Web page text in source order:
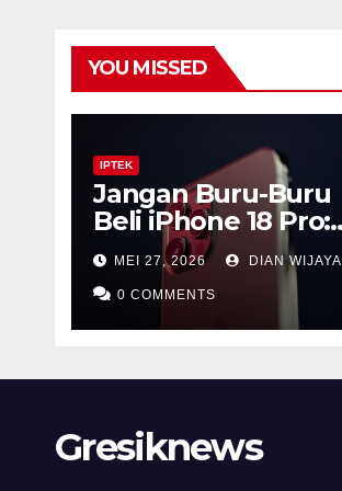
YOU MISSED
IPTEK
Jangan Buru-Buru
Beli iPhone 18 Pro:
Mengapa Lompatan
Besar Apple Justru
Ada di Tahun 2027
MEI 27, 2026 DIAN WIJAYA
0 COMMENTS
Gresiknews